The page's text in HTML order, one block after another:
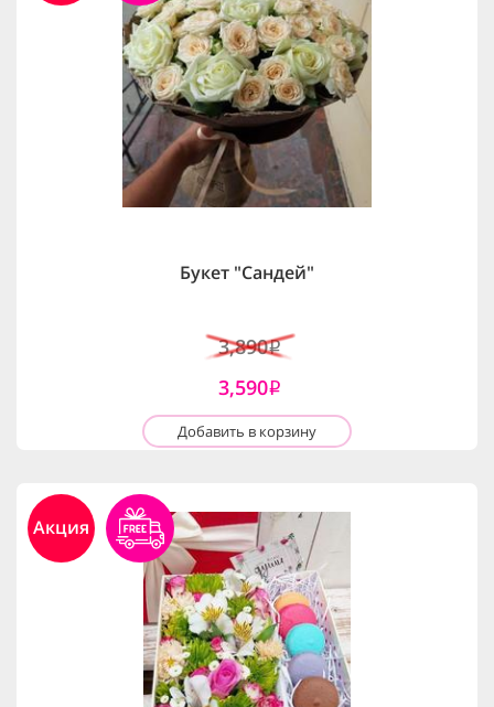
Букет "Сандей"
3,890i
3,590i
Добавить в корзину
Акция